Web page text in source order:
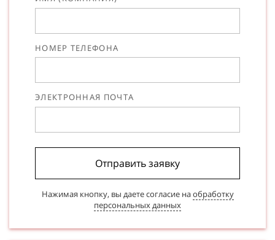
НОМЕР ТЕЛЕФОНА
ЭЛЕКТРОННАЯ ПОЧТА
Отправить заявку
Нажимая кнопку, вы даете согласие наобработку
персональных данных